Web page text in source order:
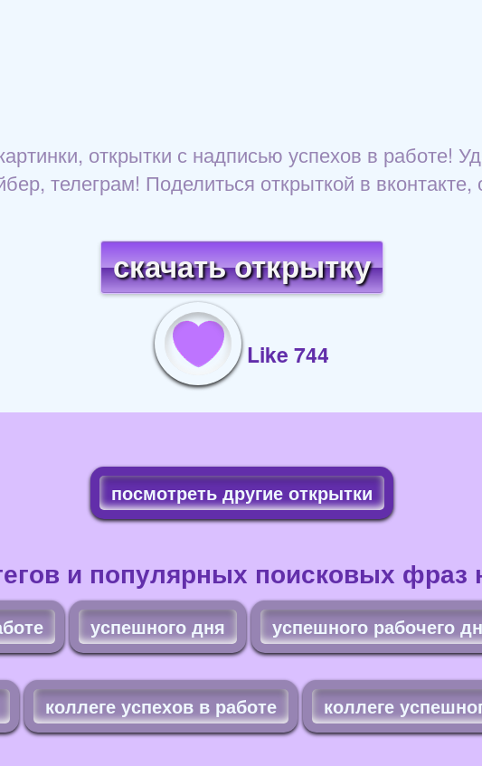
открытки с надписью успехов в работе!
телеграм! Поделиться открыткой в
скачать открытку
Like 744
посмотреть другие открытки
и популярных поисковых фраз
успешного дня успешного рабочего
коллеге успехов в работе коллеге